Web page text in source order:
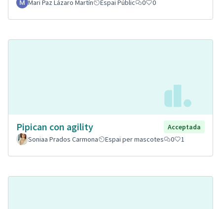
Mari Paz Lázaro Martín
Espai Públic 0 0
Pipican con agility
Acceptada
Soniaa Prados Carmona
Espai per mascotes 0 1